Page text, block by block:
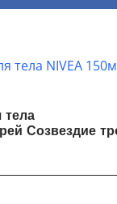
тела
Созвездие